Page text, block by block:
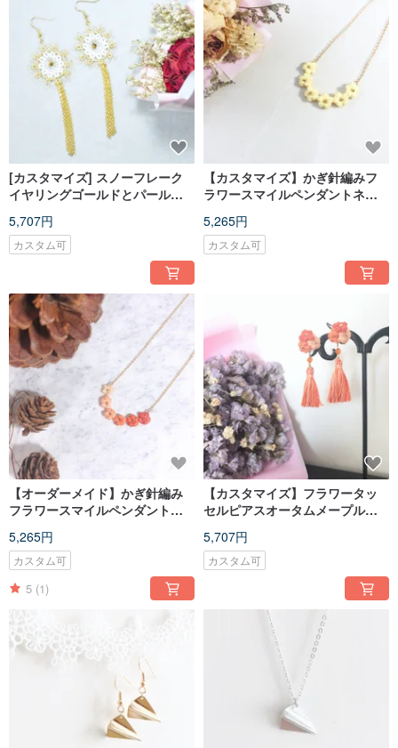
[カスタマイズ] スノーフレーク
イヤリングゴールドとパールホ
ーフレーク ピアス
5,707円
カスタム可
【カスタマイズ】かぎ針編みフ
ラワースマイルペンダントネッ
5,265円
カスタム可
【オーダーメイド】かぎ針編み
フラワースマイルペンダントネ
5,265円
カスタム可
5 (1)
【カスタマイズ】フラワータッ
セルピアスオータムメープルか
ス
5,707円
カスタム可